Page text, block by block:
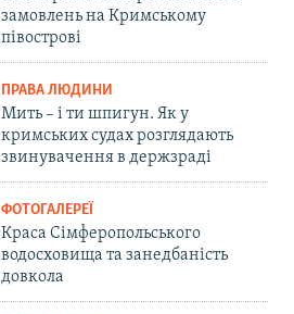
замовлень на Кримському
півострові
ПРАВА ЛЮДИНИ
Мить – і ти шпигун. Як у
кримських судах розглядають
звинувачення в держзраді
ФОТОГАЛЕРЕЇ
Краса Сімферопольського
водосховища та занедбаність
довкола